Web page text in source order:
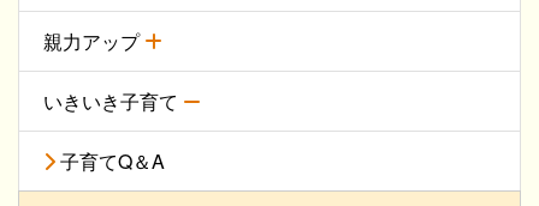
親力アップ
いきいき子育て
子育てQ＆A